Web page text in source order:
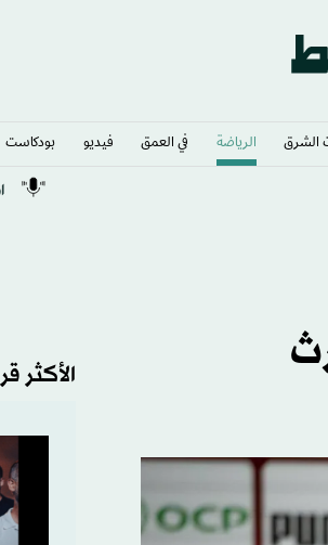
الشرق​ الرياضة في العمق فيديو بودكاست
الأكثر